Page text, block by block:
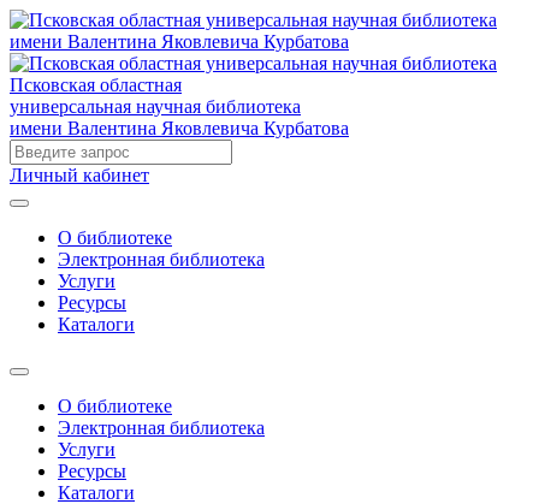
Псковская областная
универсальная научная библиотека
имени Валентина Яковлевича Курбатова
Личный кабинет
О библиотеке
Электронная библиотека
Услуги
Ресурсы
Каталоги
О библиотеке
Электронная библиотека
Услуги
Ресурсы
Каталоги